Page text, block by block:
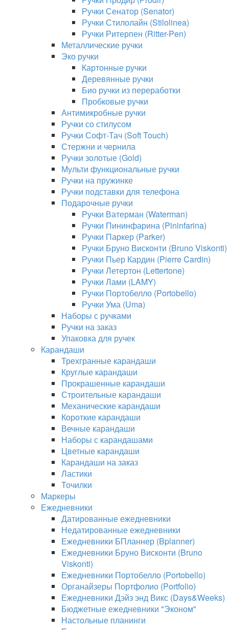
Ручки Сенатор (Senator)
Ручки Стилолайн (Stilolinea)
Ручки Ритерпен (Ritter-Pen)
Металлические ручки
Эко ручки
Картонные ручки
Деревянные ручки
Био ручки из переработки
Пробковые ручки
Антимикробные ручки
Ручки со стилусом
Ручки Софт-Тач (Soft Touch)
Стержни и чернила
Ручки золотые (Gold)
Мульти функциональные ручки
Ручки на пружинке
Ручки подставки для телефона
Подарочные ручки
Ручки Ватерман (Waterman)
Ручки Пининфарина (Pininfarina)
Ручки Паркер (Parker)
Ручки Бруно Висконти (Bruno Viskonti)
Ручки Пьер Кардин (Pierre Cardin)
Ручки Летертон (Lettertone)
Ручки Лами (LAMY)
Ручки Портобелло (Portobello)
Ручки Ума (Uma)
Наборы с ручками
Ручки на заказ
Упаковка для ручек
Карандаши
Трехгранные карандаши
Круглые карандаши
Прокрашенные карандаши
Строительные карандаши
Механические карандаши
Короткие карандаши
Вечные карандаши
Наборы с карандашами
Цветные карандаши
Карандаши на заказ
Ластики
Точилки
Маркеры
Ежедневники
Датированные ежедневники
Недатированные ежедневники
Ежедневники БПланнер (Bplanner)
Ежедневники Бруно Висконти (Bruno
Viskonti)
Ежедневники Портобелло (Portobello)
Органайзеры Портфолио (Portfolio)
Ежедневники Дэйз энд Викс (Days&Weeks)
Бюджетные ежедневники "Эконом"
Настольные планинги